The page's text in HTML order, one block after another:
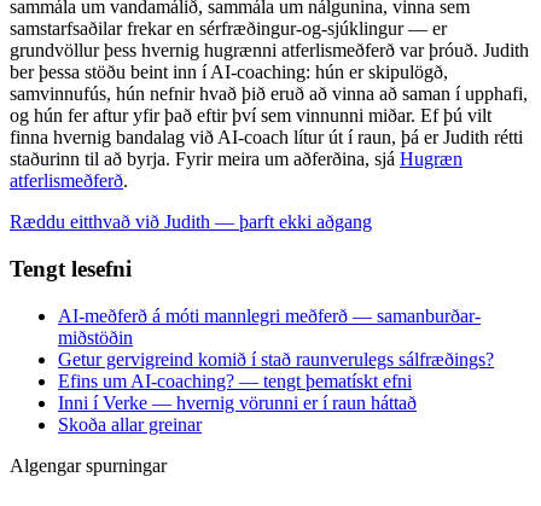
sammála um vandamálið, sammála um nálgunina, vinna sem
samstarfsaðilar frekar en sérfræðingur-og-sjúklingur — er
grundvöllur þess hvernig hugrænni atferlismeðferð var þróuð. Judith
ber þessa stöðu beint inn í AI-coaching: hún er skipulögð,
samvinnufús, hún nefnir hvað þið eruð að vinna að saman í upphafi,
og hún fer aftur yfir það eftir því sem vinnunni miðar. Ef þú vilt
finna hvernig bandalag við AI-coach lítur út í raun, þá er Judith rétti
staðurinn til að byrja. Fyrir meira um aðferðina, sjá Hugræn
atferlismeðferð.
Ræddu eitthvað við Judith — þarft ekki aðgang
Tengt lesefni
AI-meðferð á móti mannlegri meðferð — samanburðar-
miðstöðin
Getur gervigreind komið í stað raunverulegs sálfræðings?
Efins um AI-coaching? — tengt þematískt efni
Inni í Verke — hvernig vörunni er í raun háttað
Skoða allar greinar
Algengar spurningar